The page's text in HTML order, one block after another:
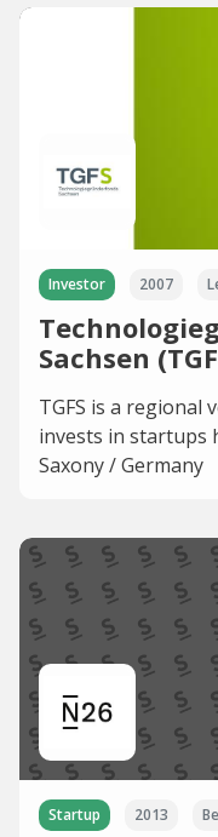
Investor 2007
Sachsen
TGFS is a regional
invests in startups
Saxony / Germany
Startup 2013